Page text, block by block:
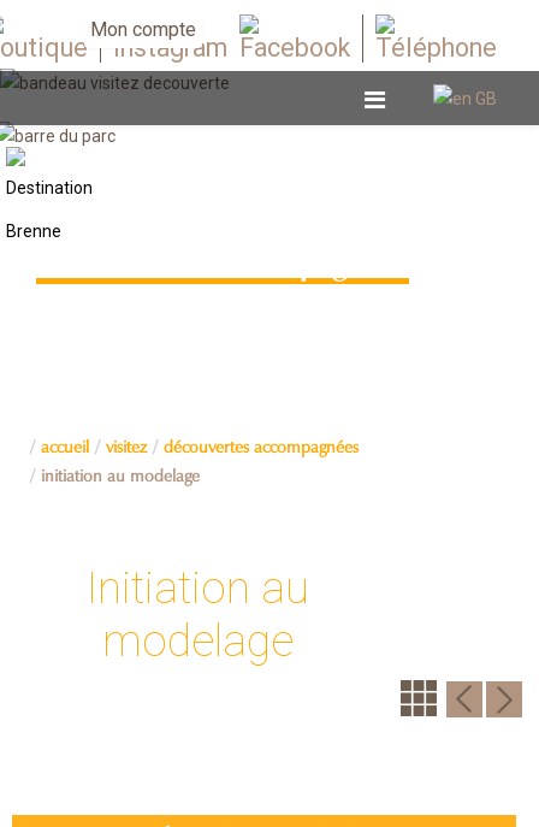
Mon compte
accueil visitez découvertes accompagnées
initiation au modelage
Initiation au
modelage